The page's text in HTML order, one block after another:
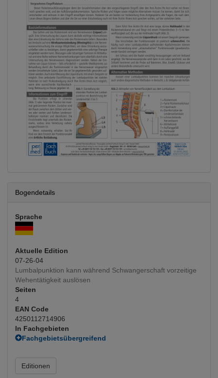
Bogendetails
Sprache
Aktuelle Edition
07-26-04
Lumbalpunktion kann während Schwangerschaft vorzeitige
Wehentätigkeit auslösen
Seiten
4
EAN Code
4250112714906
In Fachgebieten
Fachgebietsübergreifend
Neurologie
Neurologie
Editionen